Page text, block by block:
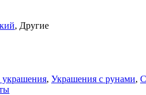
, Другие
украшения, Украшения с рунами,